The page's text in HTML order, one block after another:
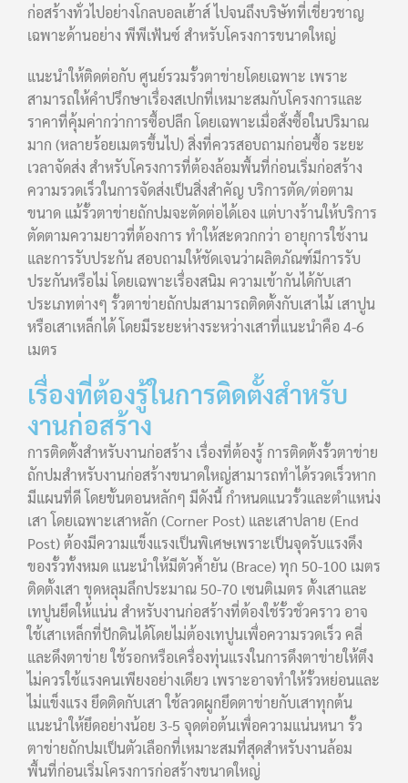
ก่อสร้างทั่วไปอย่างโกลบอลเฮ้าส์ ไปจนถึงบริษัทที่เชี่ยวชาญ
เฉพาะด้านอย่าง พีพีเฟ้นซ์ สำหรับโครงการขนาดใหญ่
แนะนำให้ติดต่อกับ ศูนย์รวมรั้วตาข่ายโดยเฉพาะ เพราะ
สามารถให้คำปรึกษาเรื่องสเปกที่เหมาะสมกับโครงการและ
ราคาที่คุ้มค่ากว่าการซื้อปลีก โดยเฉพาะเมื่อสั่งซื้อในปริมาณ
มาก (หลายร้อยเมตรขึ้นไป) สิ่งที่ควรสอบถามก่อนซื้อ ระยะ
เวลาจัดส่ง สำหรับโครงการที่ต้องล้อมพื้นที่ก่อนเริ่มก่อสร้าง
ความรวดเร็วในการจัดส่งเป็นสิ่งสำคัญ บริการตัด/ต่อตาม
ขนาด แม้รั้วตาข่ายถักปมจะตัดต่อได้เอง แต่บางร้านให้บริการ
ตัดตามความยาวที่ต้องการ ทำให้สะดวกกว่า อายุการใช้งาน
และการรับประกัน สอบถามให้ชัดเจนว่าผลิตภัณฑ์มีการรับ
ประกันหรือไม่ โดยเฉพาะเรื่องสนิม ความเข้ากันได้กับเสา
ประเภทต่างๆ รั้วตาข่ายถักปมสามารถติดตั้งกับเสาไม้ เสาปูน
หรือเสาเหล็กได้ โดยมีระยะห่างระหว่างเสาที่แนะนำคือ 4-6
เมตร
เรื่องที่ต้องรู้ในการติดตั้งสำหรับ
งานก่อสร้าง
การติดตั้งสำหรับงานก่อสร้าง เรื่องที่ต้องรู้ การติดตั้งรั้วตาข่าย
ถักปมสำหรับงานก่อสร้างขนาดใหญ่สามารถทำได้รวดเร็วหาก
มีแผนที่ดี โดยขั้นตอนหลักๆ มีดังนี้ กำหนดแนวรั้วและตำแหน่ง
เสา โดยเฉพาะเสาหลัก (Corner Post) และเสาปลาย (End
Post) ต้องมีความแข็งแรงเป็นพิเศษเพราะเป็นจุดรับแรงดึง
ของรั้วทั้งหมด แนะนำให้มีตัวค้ำยัน (Brace) ทุก 50-100 เมตร
ติดตั้งเสา ขุดหลุมลึกประมาณ 50-70 เซนติเมตร ตั้งเสาและ
เทปูนยึดให้แน่น สำหรับงานก่อสร้างที่ต้องใช้รั้วชั่วคราว อาจ
ใช้เสาเหล็กที่ปักดินได้โดยไม่ต้องเทปูนเพื่อความรวดเร็ว คลี่
และดึงตาข่าย ใช้รอกหรือเครื่องทุ่นแรงในการดึงตาข่ายให้ตึง
ไม่ควรใช้แรงคนเพียงอย่างเดียว เพราะอาจทำให้รั้วหย่อนและ
ไม่แข็งแรง ยึดติดกับเสา ใช้ลวดผูกยึดตาข่ายกับเสาทุกต้น
แนะนำให้ยึดอย่างน้อย 3-5 จุดต่อต้นเพื่อความแน่นหนา รั้ว
ตาข่ายถักปมเป็นตัวเลือกที่เหมาะสมที่สุดสำหรับงานล้อม
พื้นที่ก่อนเริ่มโครงการก่อสร้างขนาดใหญ่